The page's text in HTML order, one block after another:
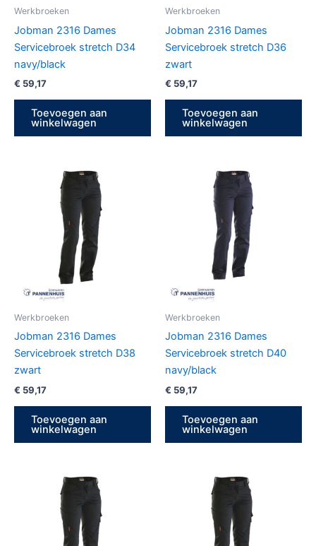
Werkbroeken
Jobman 2316 Dames
Servicebroek stretch D34
navy/black
€ 59,17
Toevoegen aan
winkelwagen
Werkbroeken
Jobman 2316 Dames
Servicebroek stretch D36
zwart
€ 59,17
Toevoegen aan
winkelwagen
Werkbroeken
Jobman 2316 Dames
Servicebroek stretch D38
zwart
€ 59,17
Toevoegen aan
winkelwagen
Werkbroeken
Jobman 2316 Dames
Servicebroek stretch D40
navy/black
€ 59,17
Toevoegen aan
winkelwagen